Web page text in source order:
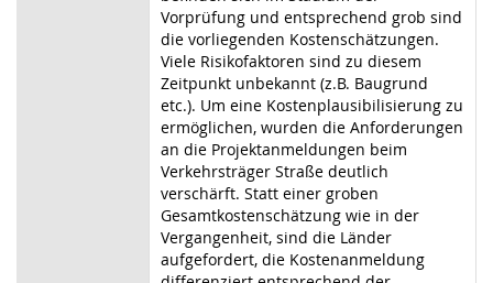
Vorprüfung und entsprechend grob sind
die vorliegenden Kostenschätzungen.
Viele Risikofaktoren sind zu diesem
Zeitpunkt unbekannt (z.B. Baugrund
etc.). Um eine Kostenplausibilisierung zu
ermöglichen, wurden die Anforderungen
an die Projektanmeldungen beim
Verkehrsträger Straße deutlich
verschärft. Statt einer groben
Gesamtkostenschätzung wie in der
Vergangenheit, sind die Länder
aufgefordert, die Kostenanmeldung